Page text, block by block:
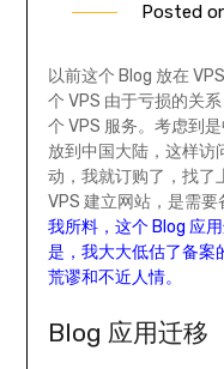
Posted
以前这个 Blog 放在
个 VPS 由于亏损的关
个 VPS 服务。考虑到
放到中国大陆，这样访
动，我就订购了，找了
VPS 建立网站，是需要
我所料，这个 Blog 应
是，我大大低估了备案
荒谬和不近人情。
Blog 应用迁移